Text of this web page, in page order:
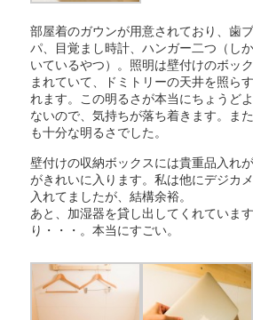
部屋着のガウンが用意されており、歯
パ、目覚まし時計、ハンガー二つ（し
いているやつ）。照明は壁付けのボッ
まれていて、ドミトリーの天井を照ら
れます。この明るさが本当にちょうど
ないので、気持ちが落ち着きます。ま
も十分な明るさでした。
壁付けの収納ボックスには貴重品入れ
がきれいに入ります。私は他にデジカ
入れてましたが、結構余裕。
あと、加湿器を貸し出してくれていま
り・・・。本当にすごい。